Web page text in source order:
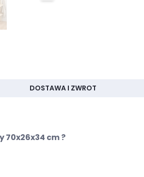
DOSTAWA I ZWROT
70x26x34 cm ?